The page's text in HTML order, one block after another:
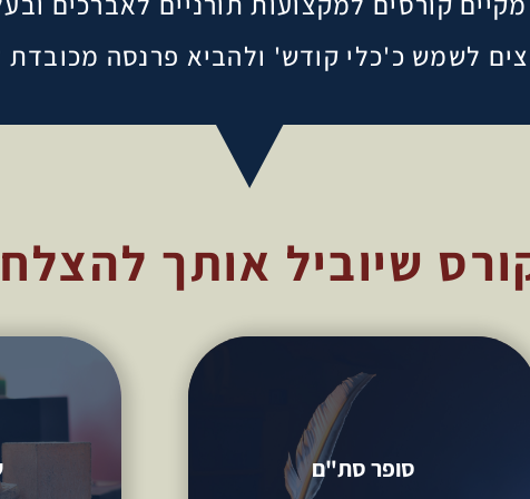
לשמש כ'כלי קודש' ולהביא פרנסה מכובדת
שיוביל אותך
סופר סת"ם
סופר סת"ם
מלאכת שמים ופרנסה מכובדת